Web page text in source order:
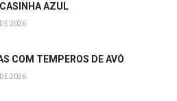
AZUL
2026
COM TEMPEROS DE AVÓ
2026